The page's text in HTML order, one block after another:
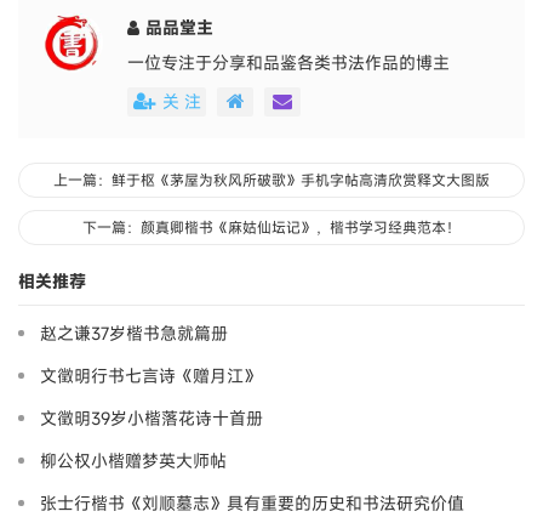
品品堂主
一位专注于分享和品鉴各类书法作品的博主
关 注
上一篇：鲜于枢《茅屋为秋风所破歌》手机字帖高清欣赏释文大图版
下一篇：颜真卿楷书《麻姑仙坛记》，楷书学习经典范本！
相关推荐
赵之谦37岁楷书急就篇册
文徵明行书七言诗《赠月江》
文徵明39岁小楷落花诗十首册
柳公权小楷赠梦英大师帖
张士行楷书《刘顺墓志》具有重要的历史和书法研究价值